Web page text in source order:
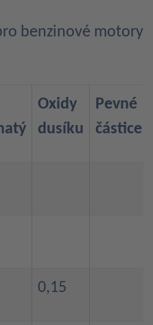
benzinové motory
Oxidy
dusíku
Pevné
částice
0,15